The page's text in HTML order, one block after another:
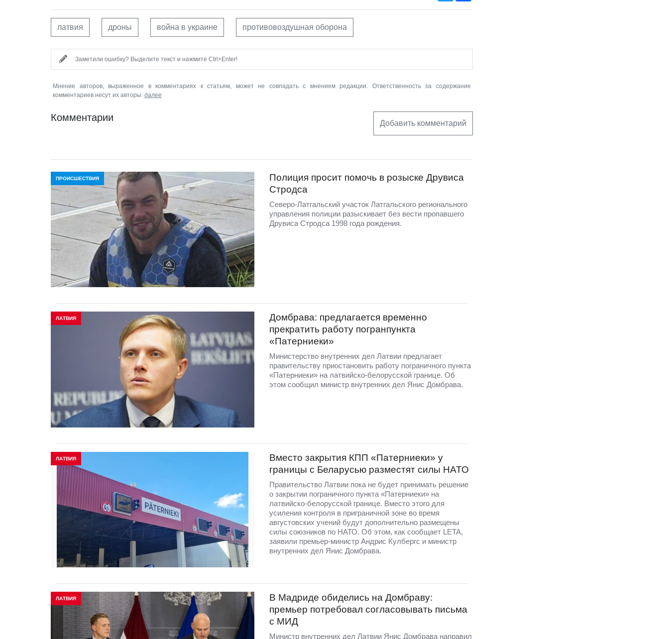
латвия дроны война в украине противовоздушная оборона
Заметили ошибку? Выделите текст и нажмите Ctrl+Enter!
Мнение авторов, выраженное в комментариях к статьям, может не совпадать с мнением редакции. Ответственность за содержание
комментариев несут их авторы. далее
Комментарии
Добавить комментарий
ПРОИСШЕСТВИЯ
Полиция просит помочь в розыске Друвиса
Стродса
Северо-Латгальский участок Латгальского регионального
управления полиции разыскивает без вести пропавшего
Друвиса Стродса 1998 года рождения.
ЛАТВИЯ
Домбрава: предлагается временно
прекратить работу погранпункта
«Патерниеки»
Министерство внутренних дел Латвии предлагает
правительству приостановить работу пограничного пункта
«Патерниеки» на латвийско-белорусской границе. Об
этом сообщил министр внутренних дел Янис Домбрава.
ЛАТВИЯ
Вместо закрытия КПП «Патерниеки» у
границы с Беларусью разместят силы НАТО
Правительство Латвии пока не будет принимать решение
о закрытии пограничного пункта «Патерниеки» на
латвийско-белорусской границе. Вместо этого для
усиления контроля в приграничной зоне во время
августовских учений будут дополнительно размещены
силы союзников по НАТО. Об этом, как сообщает LETA,
заявили премьер-министр Андрис Кулбергс и министр
внутренних дел Янис Домбрава.
ЛАТВИЯ
В Мадриде обиделись на Домбраву:
премьер потребовал согласовывать письма
с МИД
Министр внутренних дел Латвии Янис Домбрава направил